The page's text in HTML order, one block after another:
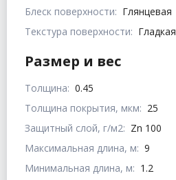
Блеск поверхности: Глянцевая
Текстура поверхности: Гладкая
Размер и вес
Толщина: 0.45
Толщина покрытия, мкм: 25
Защитный слой, г/м2: Zn 100
Максимальная длина, м: 9
Минимальная длина, м: 1.2